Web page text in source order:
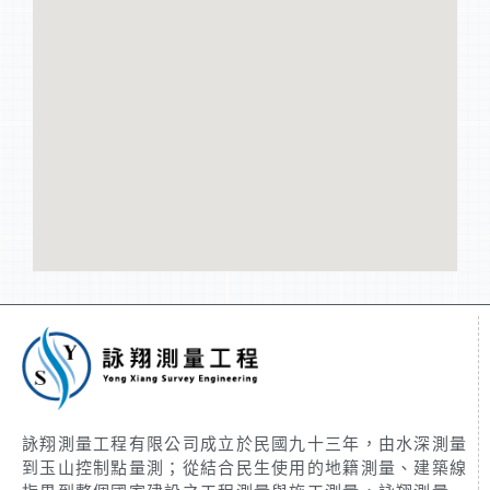
詠翔測量工程有限公司成立於民國九十三年，由水深測量
到玉山控制點量測；從結合民生使用的地籍測量、建築線